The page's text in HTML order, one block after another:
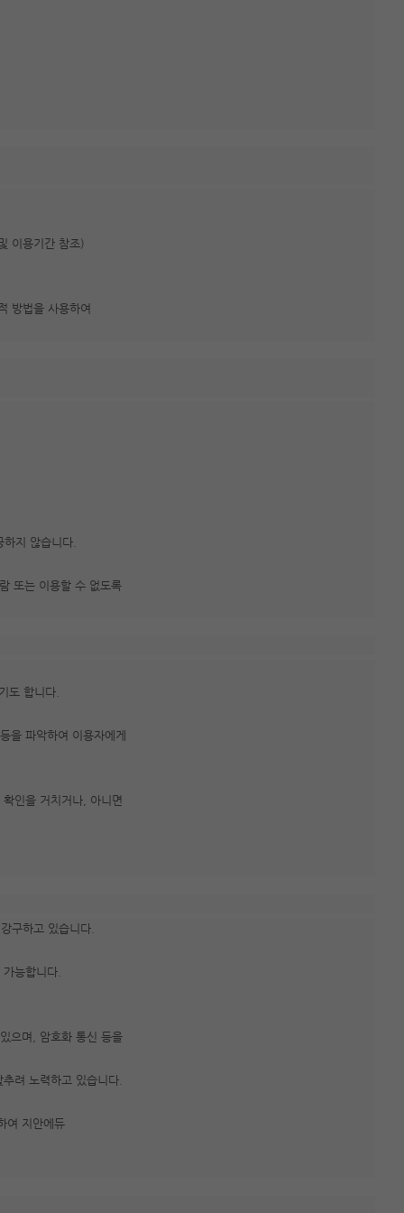
이용기간 참조)
방법을 사용하여
지 않습니다.
또는 이용할 수 없도록
도 합니다.
을 파악하여 이용자에게
인을 거치거나, 아니면
구하고 있습니다.
능합니다.
으며, 암호화 통신 등을
려 노력하고 있습니다.
여 지안에듀